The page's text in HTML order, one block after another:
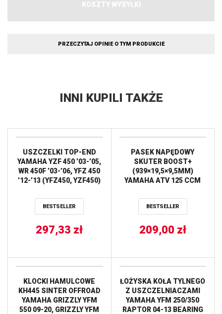
KOSZTY WYSYŁKI
PRZECZYTAJ OPINIE O TYM PRODUKCIE
INNI KUPILI TAKŻE
USZCZELKI TOP-END
YAMAHA YZF 450 ’03-’05,
WR 450F ’03-’06, YFZ 450
’12-’13 (YFZ450, YZF450)
BESTSELLER
297,33 zł
PASEK NAPĘDOWY
SKUTER BOOST+
(939×19,5×9,5MM)
YAMAHA ATV 125 CCM
’02-’14,SYM 125 CCM HD
EVO ’03-’15,PEUGEOT
’09-’14,ADIVA AD LE/AR
125CCM ’09-’21 (31709K)
BESTSELLER
209,00 zł
KLOCKI HAMULCOWE
KH445 SINTER OFFROAD
YAMAHA GRIZZLY YFM
550 09-20, GRIZZLY YFM
ŁOŻYSKA KOŁA TYLNEGO
Z USZCZELNIACZAMI
YAMAHA YFM 250/350
RAPTOR 04-13 BEARING